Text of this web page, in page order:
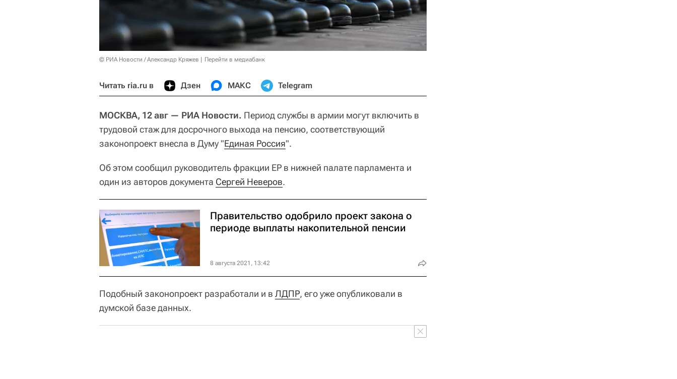
© РИА Новости / Александр Кряжев Перейти в медиабанк
Читать ria.ru в Дзен МАКС Telegram
МОСКВА, 12 авг — РИА Новости. Период службы в армии могут включить в
трудовой стаж для досрочного выхода на пенсию, соответствующий
законопроект внесла в Думу "Единая Россия".
Об этом сообщил руководитель фракции ЕР в нижней палате парламента и
один из авторов документа Сергей Неверов.
Правительство одобрило проект закона о
периоде выплаты накопительной пенсии
8 августа 2021, 13:42
Подобный законопроект разработали и в ЛДПР, его уже опубликовали в
думской базе данных.